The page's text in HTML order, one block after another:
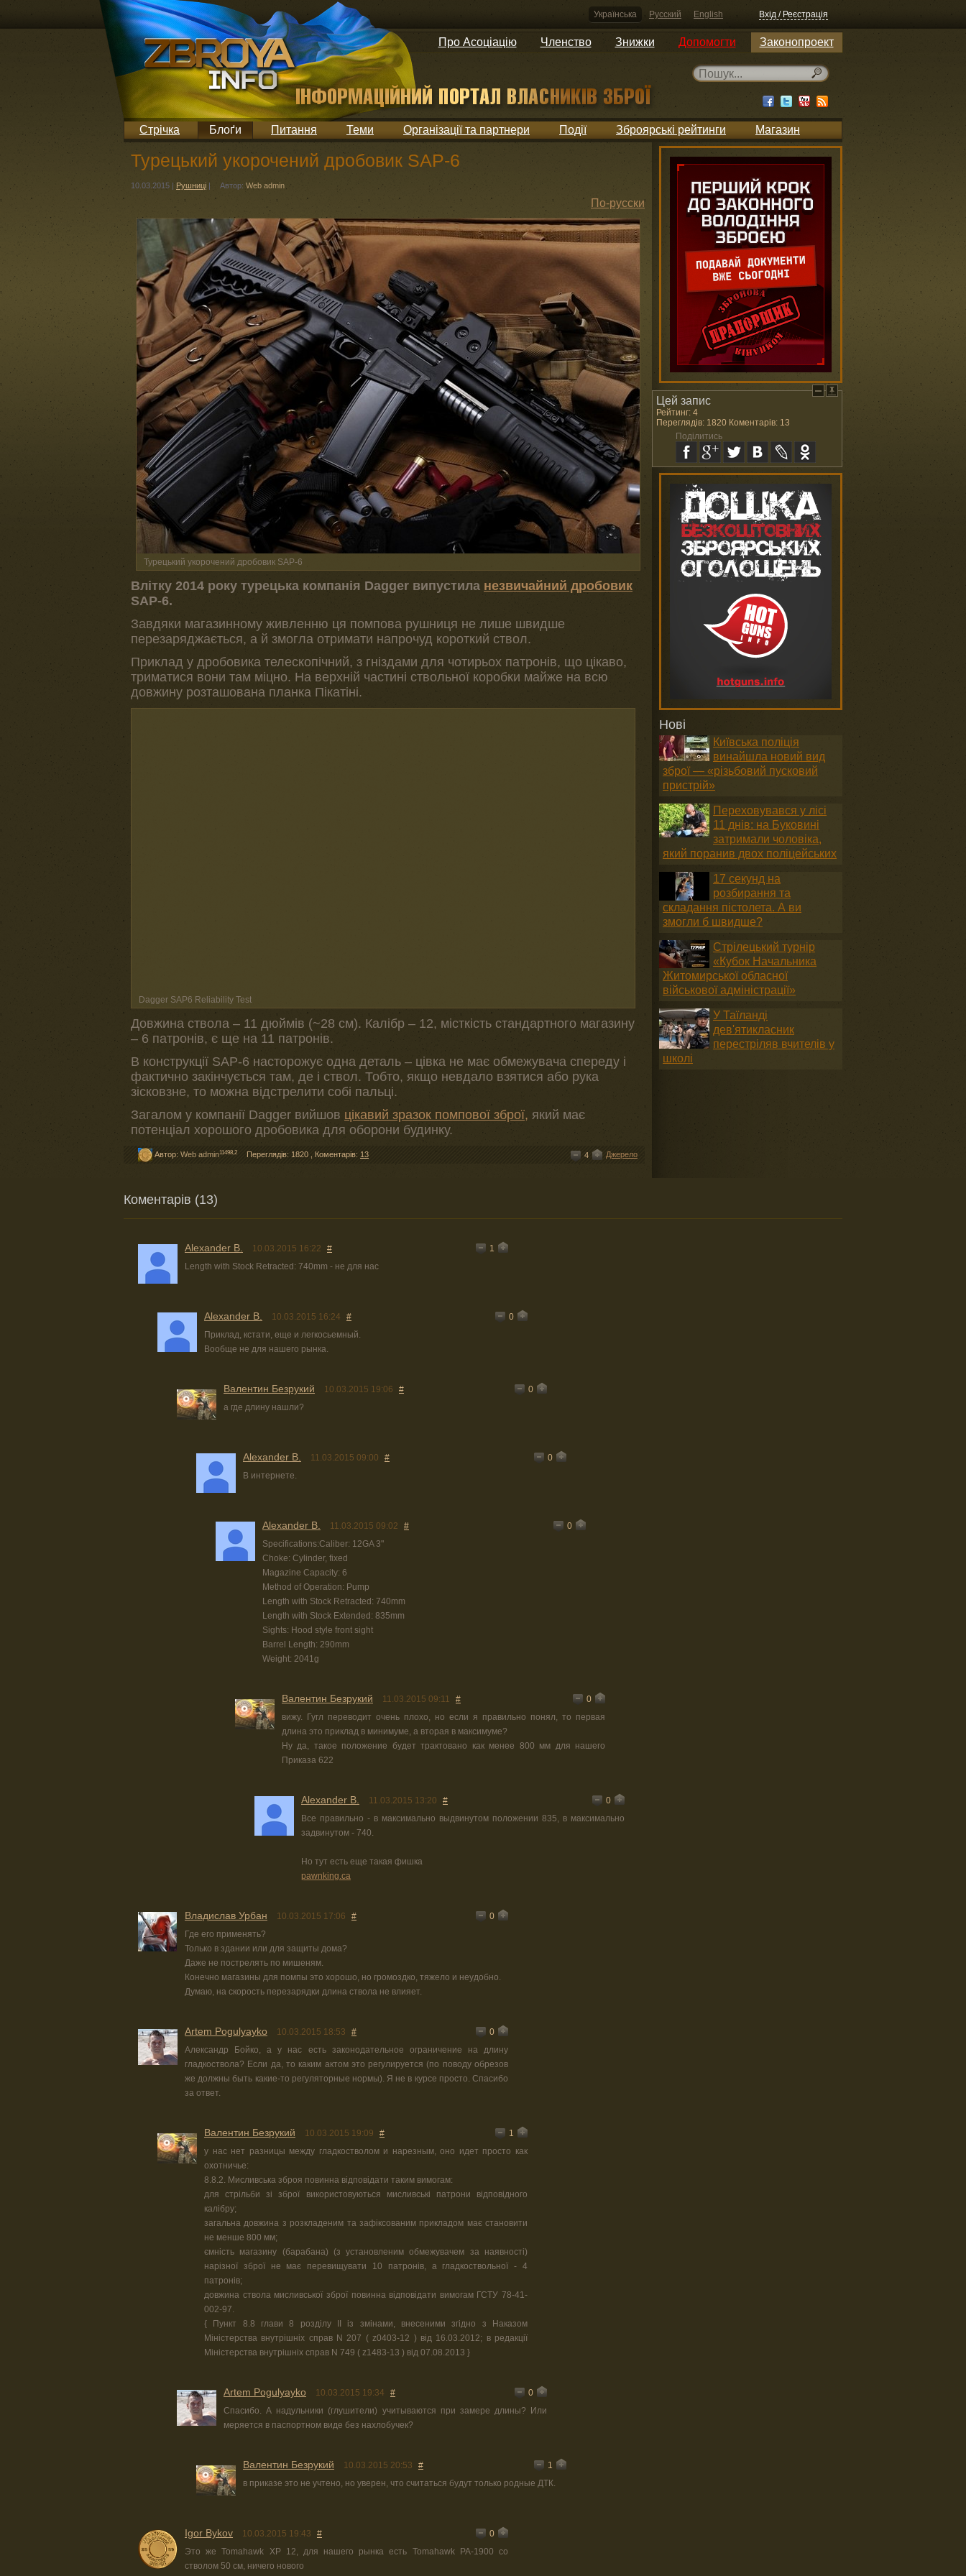
Українська Русский English Вхід / Реєстрація
Про Асоціацію Членство Знижки Допомогти Законопроект
Стрічка Блоґи Питання Теми Організації та партнери Події Зброярські рейтинги Магазин
Турецький укорочений дробовик SAP-6
10.03.2015 | Рушниці | Автор: Web admin
По-русски
Турецький укорочений дробовик SAP-6
Влітку 2014 року турецька компанія Dagger випустила незвичайний дробовик
SAP-6.
Завдяки магазинному живленню ця помпова рушниця не лише швидше
перезаряджається, а й змогла отримати напрочуд короткий ствол.
Приклад у дробовика телескопічний, з гніздами для чотирьох патронів, що цікаво,
триматися вони там міцно. На верхній частині ствольної коробки майже на всю
довжину розташована планка Пікатіні.
Dagger SAP6 Reliability Test
Довжина ствола – 11 дюймів (~28 см). Калібр – 12, місткість стандартного магазину
– 6 патронів, є ще на 11 патронів.
В конструкції SAP-6 насторожує одна деталь – цівка не має обмежувача спереду і
фактично закінчується там, де і ствол. Тобто, якщо невдало взятися або рука
зісковзне, то можна відстрелити собі пальці.
Загалом у компанії Dagger вийшов цікавий зразок помпової зброї, який має
потенціал хорошого дробовика для оборони будинку.
Автор: Web admin11498,2 Переглядів: 1820 Коментарів: 13 Джерело
4
Нові
Київська поліція
винайшла новий вид
зброї — «різьбовий пусковий
пристрій»
Переховувався у лісі
11 днів: на Буковині
затримали чоловіка,
який поранив двох поліцейських
17 секунд на
розбирання та
складання пістолета. А ви
змогли б швидше?
Стрілецький турнір
«Кубок Начальника
Житомирської обласної
військової адміністрації»
У Таїланді
дев'ятикласник
перестріляв вчителів у
школі
Цей запис
Рейтинг: 4
Переглядів: 1820 Коментарів: 13
Поділитись
Коментарів (13)
Alexander B. 10.03.2015 16:22 #
1
Length with Stock Retracted: 740mm - не для нас
Alexander B. 10.03.2015 16:24 #
0
Приклад, кстати, еще и легкосьемный.
Вообще не для нашего рынка.
Валентин Безрукий 10.03.2015 19:06 #
0
а где длину нашли?
Alexander B. 11.03.2015 09:00 #
0
В интернете.
Alexander B. 11.03.2015 09:02 #
0
Specifications:Caliber: 12GA 3"
Choke: Cylinder, fixed
Magazine Capacity: 6
Method of Operation: Pump
Length with Stock Retracted: 740mm
Length with Stock Extended: 835mm
Sights: Hood style front sight
Barrel Length: 290mm
Weight: 2041g
Валентин Безрукий 11.03.2015 09:11 #
0
вижу. Гугл переводит очень плохо, но если я правильно понял, то первая
длина это приклад в минимуме, а вторая в максимуме?
Ну да, такое положение будет трактовано как менее 800 мм для нашего
Приказа 622
Alexander B. 11.03.2015 13:20 #
0
Все правильно - в максимально выдвинутом положении 835, в максимально
задвинутом - 740.
Но тут есть еще такая фишка
pawnking.ca
Владислав Урбан 10.03.2015 17:06 #
0
Где его применять?
Только в здании или для защиты дома?
Даже не пострелять по мишеням.
Конечно магазины для помпы это хорошо, но громоздко, тяжело и неудобно.
Думаю, на скорость перезарядки длина ствола не влияет.
Artem Pogulyayko 10.03.2015 18:53 #
0
Александр Бойко, а у нас есть законодательное ограничение на длину
гладкоствола? Если да, то каким актом это регулируется (по поводу обрезов
же должны быть какие-то регуляторные нормы). Я не в курсе просто. Спасибо
за ответ.
Валентин Безрукий 10.03.2015 19:09 #
1
у нас нет разницы между гладкостволом и нарезным, оно идет просто как
охотничье:
8.8.2. Мисливська зброя повинна відповідати таким вимогам:
для стрільби зі зброї використовуються мисливські патрони відповідного
калібру;
загальна довжина з розкладеним та зафіксованим прикладом має становити
не менше 800 мм;
ємність магазину (барабана) (з установленим обмежувачем за наявності)
нарізної зброї не має перевищувати 10 патронів, а гладкоствольної - 4
патронів;
довжина ствола мисливської зброї повинна відповідати вимогам ГСТУ 78-41-
002-97.
{ Пункт 8.8 глави 8 розділу ІІ із змінами, внесеними згідно з Наказом
Міністерства внутрішніх справ N 207 ( z0403-12 ) від 16.03.2012; в редакції
Міністерства внутрішніх справ N 749 ( z1483-13 ) від 07.08.2013 }
Artem Pogulyayko 10.03.2015 19:34 #
0
Спасибо. А надульники (глушители) учитываются при замере длины? Или
меряется в паспортном виде без нахлобучек?
Валентин Безрукий 10.03.2015 20:53 #
1
в приказе это не учтено, но уверен, что считаться будут только родные ДТК.
Igor Bykov 10.03.2015 19:43 #
0
Это же Tomahawk XP 12, для нашего рынка есть Tomahawk PA-1900 со
стволом 50 см, ничего нового